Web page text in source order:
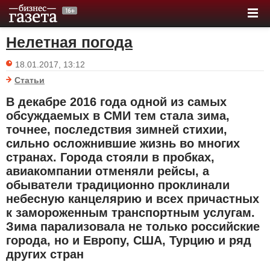
Нелетная погода
18.01.2017, 13:12
Статьи
В декабре 2016 года одной из самых
обсуждаемых в СМИ тем стала зима,
точнее, последствия зимней стихии,
сильно осложнившие жизнь во многих
странах. Города стояли в пробках,
авиакомпании отменяли рейсы, а
обыватели традиционно проклинали
небесную канцелярию и всех причастных
к замороженным транспортным услугам.
Зима парализовала не только российские
города, но и Европу, США, Турцию и ряд
других стран